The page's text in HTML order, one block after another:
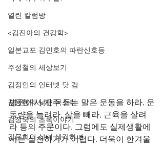
열린 칼럼방
<김진아의 건강학>
일본교포 김민호의 파란신호등
주성철의 세상보기
김정인의 인터넷 닷 컴
김용현의 낮은 목소리
김정숙의 초록이야기
김문희의 살며 생각하며
병원에서 자주 듣는 말은 운동을 하라, 운
동량을 늘려라, 살을 빼라, 근육을 살려
라 등의 주문이다. 그럼에도 실제생활에
서는 실천하기가 어렵다. 더욱이 한겨울